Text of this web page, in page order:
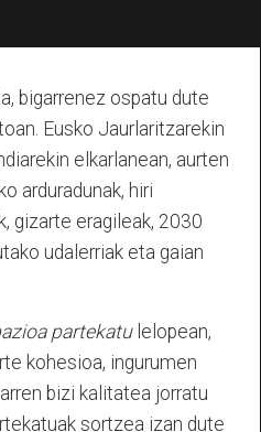
bigarrenez ospatu dute
Eusko Jaurlaritzarekin
elkarlanean, aurten
arduradunak, hiri
gizarte eragileak, 2030
udalerriak eta gaian
partekatulelopean,
kohesioa, ingurumen
bizi kalitatea jorratu
sortzea izan dute